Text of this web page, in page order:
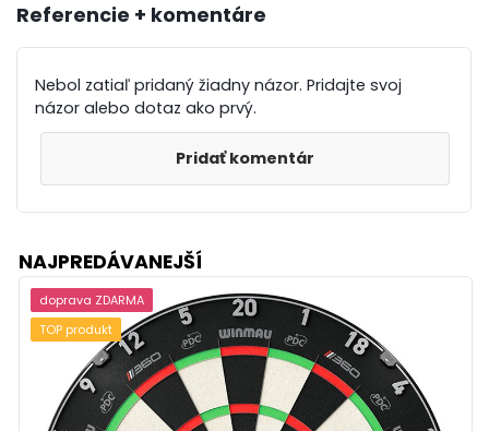
Referencie + komentáre
Nebol zatiaľ pridaný žiadny názor. Pridajte svoj
názor alebo dotaz ako prvý.
Pridať komentár
NAJPREDÁVANEJŠÍ
doprava ZDARMA
TOP produkt